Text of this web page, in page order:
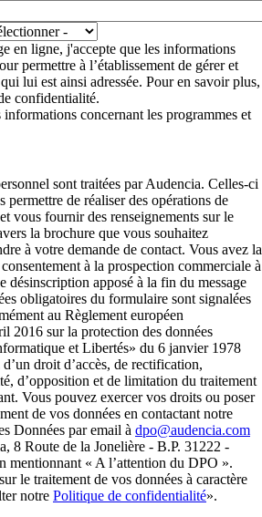
en ligne, j'accepte que les informations
permettre à l’établissement de gérer et
lui est ainsi adressée. Pour en savoir plus,
confidentialité.
informations concernant les programmes et
sont traitées par Audencia. Celles-ci
permettre de réaliser des opérations de
vous fournir des renseignements sur le
la brochure que vous souhaitez
à votre demande de contact. Vous avez la
à la prospection commerciale à
désinscription apposé à la fin du message
obligatoires du formulaire sont signalées
au Règlement européen
2016 sur la protection des données
et Libertés» du 6 janvier 1978
droit d’accès, de rectification,
d’opposition et de limitation du traitement
Vous pouvez exercer vos droits ou poser
de vos données en contactant notre
Données par email à dpo@audencia.com
8 Route de la Jonelière - B.P. 31222 -
mentionnant « A l’attention du DPO ».
le traitement de vos données à caractère
notre Politique de confidentialité».